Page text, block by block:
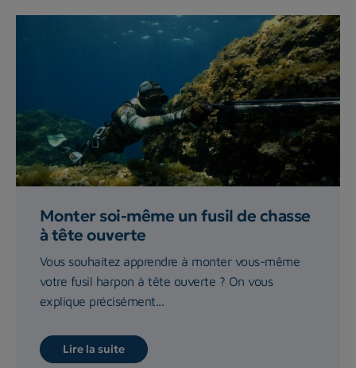
Monter soi-même un fusil de chasse
à tête ouverte
Vous souhaitez apprendre à monter vous-même
votre fusil harpon à tête ouverte ? On vous
explique précisément...
Lire la suite